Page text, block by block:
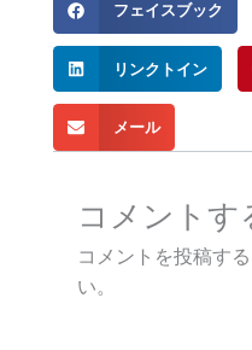
フェイスブック
リンクトイン
メール
コメントす
コメントを投稿す
い。